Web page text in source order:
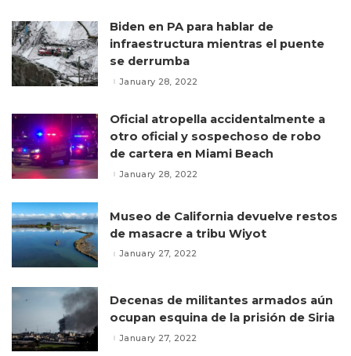
Biden en PA para hablar de
infraestructura mientras el puente
se derrumba
January 28, 2022
Oficial atropella accidentalmente a
otro oficial y sospechoso de robo
de cartera en Miami Beach
January 28, 2022
Museo de California devuelve restos
de masacre a tribu Wiyot
January 27, 2022
Decenas de militantes armados aún
ocupan esquina de la prisión de Siria
January 27, 2022